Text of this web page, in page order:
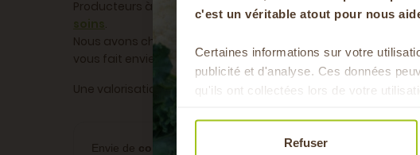
c'est un véritable atout pour nous
Certaines informations sur votre
publicité et d'analyse. Ces données
qu'ils ont collectées lors de votre
Refuser
Producteurs à Rillieux-la-Pape (tout proche de Lyon) depuis
soins.
Nous avons cherché à sortir de l’image de l’AMAP
vous fait envie en 3 clics, en direct des exploitations de
Une valorisation directe de leur travail, avec le moins
Envie de commander un panier de fruits et légumes frais et